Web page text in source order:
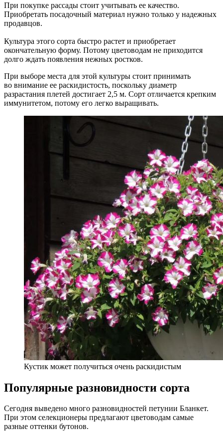
При покупке рассады стоит учитывать ее качество.
Приобретать посадочный материал нужно только у надежных
продавцов.
Культура этого сорта быстро растет и приобретает
окончательную форму. Потому цветоводам не приходится
долго ждать появления нежных ростков.
При выборе места для этой культуры стоит принимать
во внимание ее раскидистость, поскольку диаметр
разрастания плетей достигает 2,5 м. Сорт отличается крепким
иммунитетом, потому его легко выращивать.
Кустик может получиться очень раскидистым
Популярные разновидности сорта
Сегодня выведено много разновидностей петунии Бланкет.
При этом селекционеры предлагают цветоводам самые
разные оттенки бутонов.